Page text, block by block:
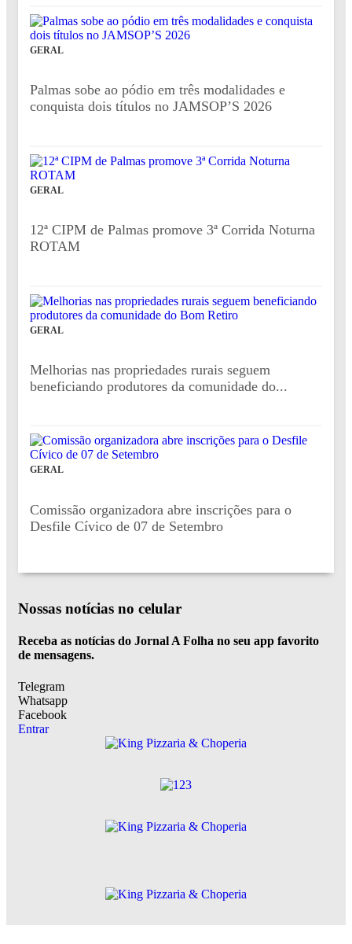
GERAL
Palmas sobe ao pódio em três modalidades e
conquista dois títulos no JAMSOP’S 2026
GERAL
12ª CIPM de Palmas promove 3ª Corrida Noturna
ROTAM
GERAL
Melhorias nas propriedades rurais seguem
beneficiando produtores da comunidade do...
GERAL
Comissão organizadora abre inscrições para o
Desfile Cívico de 07 de Setembro
Nossas notícias no celular
Receba as notícias do Jornal A Folha no seu app favorito
de mensagens.
Telegram
Whatsapp
Facebook
Entrar